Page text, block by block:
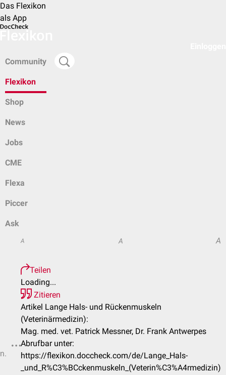
Das Flexikon
als App
Community
Flexikon
Shop
News
Jobs
CME
Flexa
Piccer
Ask
A A A
Teilen
Loading...
Zitieren
Artikel Lange Hals- und Rückenmuskeln
(Veterinärmedizin):
Mag. med. vet. Patrick Messner, Dr. Frank Antwerpes
Abrufbar unter:
https://flexikon.doccheck.com/de/Lange_Hals-
_und_R%C3%BCckenmuskeln_(Veterin%C3%A4rmedizin)